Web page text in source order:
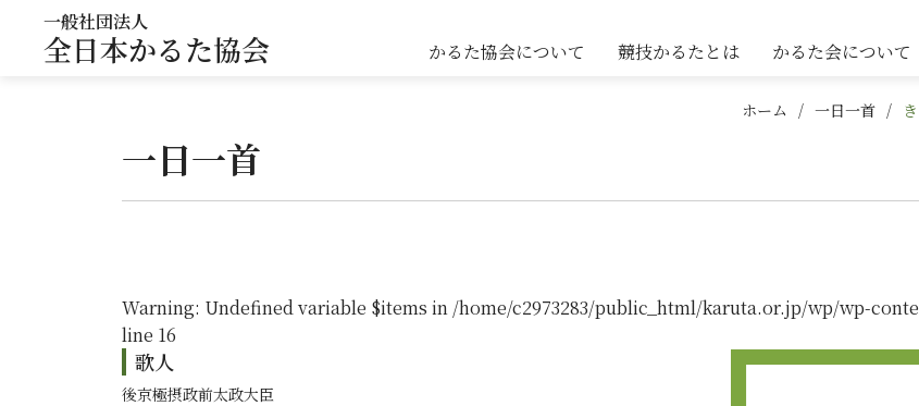
一般社団法人
全日本かるた協会 かるた協会について 競技かるたとは かるた会について
ホーム 一日一首
一日一首
Warning: Undefined variable $items in /home/c2973283/public_html/karuta.or.jp/wp/wp-
line 16
歌人
後京極摂政前太政大臣